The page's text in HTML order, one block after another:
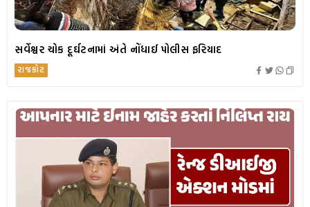
સર્વેશ્વર ચોક દૂર્ઘટનામાં અંતે નોંધાઈ પોલીસ ફરિયાદ
રાજકોટ